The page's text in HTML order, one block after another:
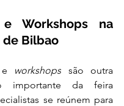
e Workshops na
de Bilbao
e workshops são outra
importante da feira
se reúnem para